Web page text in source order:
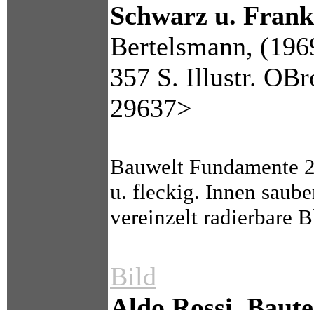
Schwarz u.
Bertelsmann,
357 S. Illustr.
29637>
Bauwelt Fundamente
u. fleckig. Innen
vereinzelt radierbare
Bild